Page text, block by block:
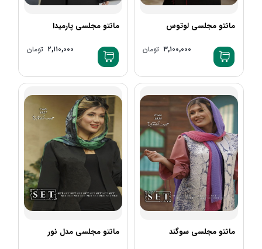
مانتو مجلسی لوتوس
۳,۱۰۰,۰۰۰ تومان
مانتو مجلسی پارمیدا
۲,۱۱۰,۰۰۰ تومان
مانتو مجلسی سوگند مانتو مجلسی مدل نور